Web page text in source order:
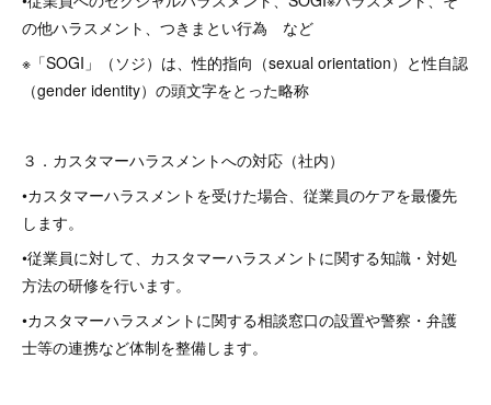
の他ハラスメント、つきまとい行為 など
※「SOGI」（ソジ）は、性的指向（sexual orientation）と性自認
（gender identity）の頭文字をとった略称
３．カスタマーハラスメントへの対応（社内）
•カスタマーハラスメントを受けた場合、従業員のケアを最優先
します。
•従業員に対して、カスタマーハラスメントに関する知識・対処
方法の研修を行います。
•カスタマーハラスメントに関する相談窓口の設置や警察・弁護
士等の連携など体制を整備します。